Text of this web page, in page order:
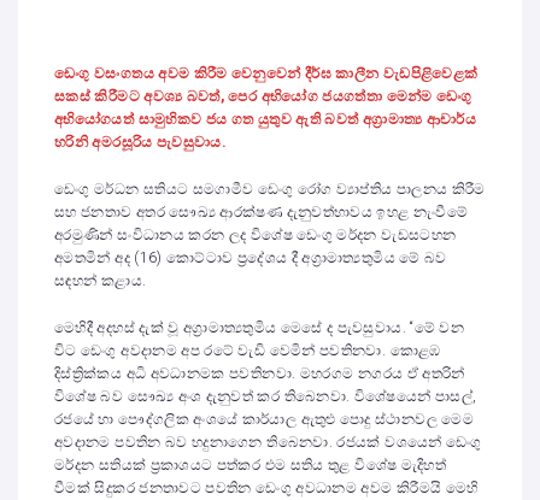
ඩෙංගු වසංගතය අවම කිරීම වෙනුවෙන් දීර්ඝ කාලීන වැඩපිළිවෙළක්
සකස් කිරීමට අවශ්‍ය බවත්, පෙර අභියෝග ජයගත්තා මෙන්ම ඩෙංගු
අභියෝගයත් සාමුහිකව ජය ගත යුතුව ඇති බවත් අග්‍රාමාත්‍ය ආචාර්ය
හරිනි අමරසූරිය පැවසුවාය.
ඩෙංගු මර්ධන සතියට සමගාමීව ඩෙංගු රෝග ව්‍යාප්තිය පාලනය කිරීම
සහ ජනතාව අතර සෞඛ්‍ය ආරක්ෂණ දැනුවත්භාවය ඉහළ නැංවීමේ
අරමුණින් සංවිධානය කරන ලද විශේෂ ඩෙංගු මර්දන වැඩසටහන
අමතමින් අද (16) කොට්ටාව ප්‍රදේශය දී අග්‍රාමාත්‍යතුමිය මේ බව
සඳහන් කළාය.
මෙහිදී අදහස් දැක් වූ අග්‍රාමාත්‍යතුමිය මෙසේ ද පැවසුවාය. “මේ වන
විට ඩෙංගු අවදානම අප රටේ වැඩි වෙමින් පවතිනවා. කොළඹ
දිස්ත්‍රික්කය අධි අවධානමක පවතිනවා. මහරගම නගරය ඒ අතරින්
විශේෂ බව සෞඛ්‍ය අංශ දැනුවත් කර තිබෙනවා. විශේෂයෙන් පාසල්,
රජයේ හා පෞද්ගලික අංශයේ කාර්යාල ඇතුළු පොදු ස්ථානවල මෙම
අවදානම පවතින බව හදුනාගෙන තිබෙනවා. රජයක් වශයෙන් ඩෙංගු
මර්දන සතියක් ප්‍රකාශයට පත්කර එම සතිය තුළ විශේෂ මැදිහත්
වීමක් සිදුකර ජනතාවට පවතින ඩෙංගු අවධානම අවම කිරීමයි මෙහි